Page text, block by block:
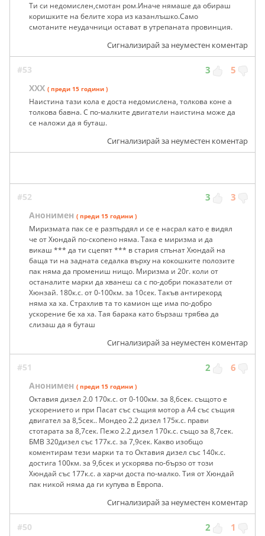
Ти си недомислен,смотан ром.Иначе нямаше да обираш
коришките на белите хора из казанлъшко.Само
смотаните неудачници остават в утрепаната провинция.
Сигнализирай за неуместен коментар
#53 3 5
ХХХ ( преди 15 години )
Наистина тази кола е доста недомислена, толкова коне а
толкова бавна. С по-малките двигатели наистина може да
се наложи да я буташ.
Сигнализирай за неуместен коментар
#52 3 3
Анонимен ( преди 15 години )
Миризмата пак се е разпърдял и се е насрал като е видял
че от Хюндай по-скопено няма. Така е миризма и да
викаш *** да ти сцепят *** в стария спънат Хюндай на
баща ти на задната седалка върху на кокошките полозите
пак няма да промениш нищо. Миризма и 20г. коли от
останалите марки да хванеш са с по-добри показатели от
Хюнзай. 180к.с. от 0-100км. за 10сек. Такъв антирекорд
няма ха ха. Страхлив та то камион ще има по-добро
ускорение бе ха ха. Тая барака като бързаш трябва да
слизаш да я буташ
Сигнализирай за неуместен коментар
#51 2 6
Анонимен ( преди 15 години )
Октавия дизел 2.0 170к.с. от 0-100км. за 8,6сек. същото е
ускорението и при Пасат със същия мотор а А4 със същия
двигател за 8,5сек.. Мондео 2.2 дизел 175к.с. прави
стотарата за 8,7сек. Пежо 2.2 дизел 170к.с. също за 8,7сек.
БМВ 320дизел със 177к.с. за 7,9сек. Какво изобщо
коментирам тези марки та то Октавия дизел със 140к.с.
достига 100км. за 9,6сек и ускорява по-бързо от този
Хюндай със 177к.с. а харчи доста по-малко. Тия от Хюндай
пак никой няма да ги купува в Европа.
Сигнализирай за неуместен коментар
#50 2 1